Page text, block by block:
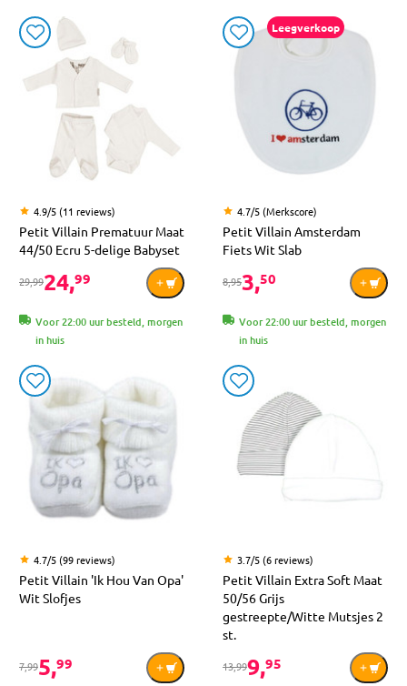
4.9/5 (11 reviews)
Petit Villain Prematuur Maat
44/50 Ecru 5-delige Babyset
29,9924,99
Voor 22:00 uur besteld, morgen
in huis
Leegverkoop
4.7/5 (Merkscore)
Petit Villain Amsterdam
Fiets Wit Slab
8,953,50
Voor 22:00 uur besteld, morgen
in huis
4.7/5 (99 reviews)
Petit Villain 'Ik Hou Van Opa'
Wit Slofjes
7,995,99
3.7/5 (6 reviews)
Petit Villain Extra Soft Maat
50/56 Grijs
gestreepte/Witte Mutsjes 2
st.
13,999,95